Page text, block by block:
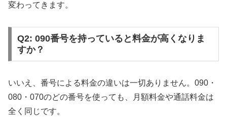
変わってきます。
Q2: 090番号を持っていると料金が高くなりま
すか？
いいえ、番号による料金の違いは一切ありません。090・
080・070のどの番号を使っても、月額料金や通話料金は
全く同じです。